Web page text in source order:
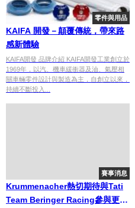
零件與用品
KAIFA 開發－顛覆傳統，帶來路
感新體驗
KAIFA開發 品牌介紹 KAIFA開發工業創立於
1969年，以汽、機車緩衝器及油、氣壓相
關車輛零件設計與製造為主，自創立以來，
持續不斷投入...
賽事消息
Krummenacher熱切期待與Tati
Team Beringer Racing參與更多